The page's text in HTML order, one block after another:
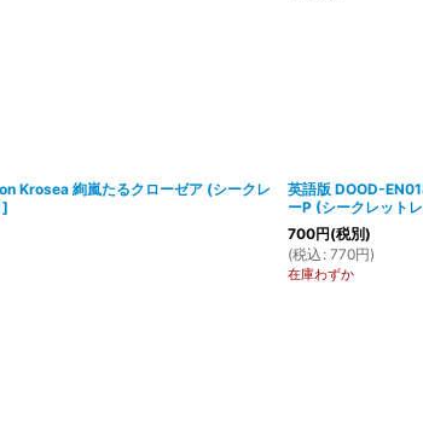
Krosea 絢嵐たるクローゼア (シークレ
]
英語版 DOOD-
ーP (シークレット
700円(税別)
(税込 : 770円)
在庫わずか